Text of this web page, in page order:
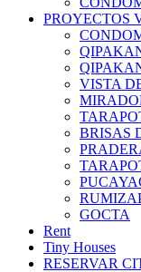
PROYECTOS
VISTA
BRISAS
GOCTA
Rent
Tiny Houses
RESERVAR